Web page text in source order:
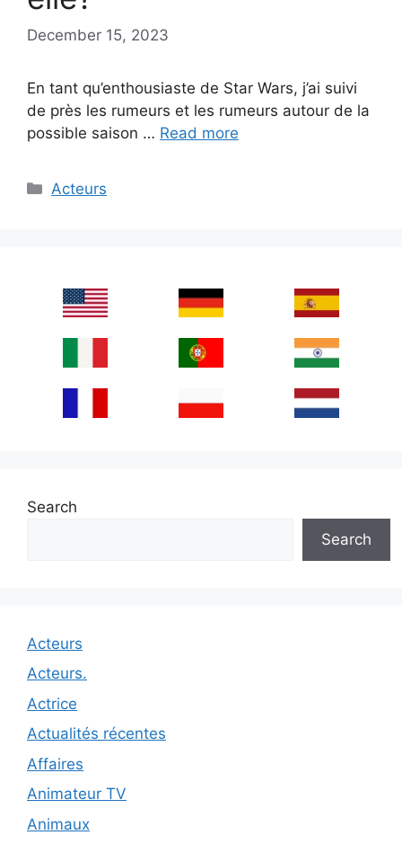
December 15, 2023
En tant qu’enthousiaste de Star Wars, j’ai suivi
de près les rumeurs et les rumeurs autour de la
possible saison … Read more
Categories
Acteurs
Search
Search
Acteurs
Acteurs.
Actrice
Actualités récentes
Affaires
Animateur TV
Animaux